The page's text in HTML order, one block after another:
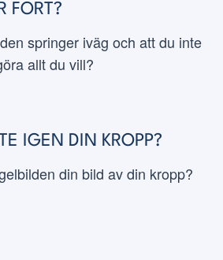
FORT?
springer iväg och att du inte
allt du vill?
IGEN DIN KROPP?
din bild av din kropp?